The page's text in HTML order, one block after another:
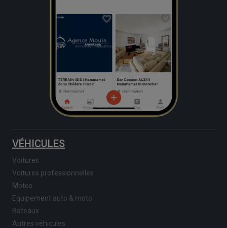
VÉHICULES
Voitures
Voitures professionnelles
Motos
Equipement auto & moto
Bateaux
Autres véhicules